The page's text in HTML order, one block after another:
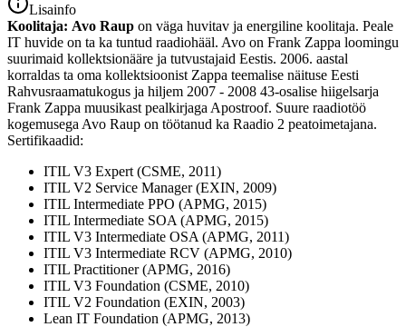
Lisainfo
Koolitaja: Avo Raup on väga huvitav ja energiline koolitaja. Peale
IT huvide on ta ka tuntud raadiohääl. Avo on Frank Zappa loomingu
suurimaid kollektsionääre ja tutvustajaid Eestis. 2006. aastal
korraldas ta oma kollektsioonist Zappa teemalise näituse Eesti
Rahvusraamatukogus ja hiljem 2007 - 2008 43-osalise hiigelsarja
Frank Zappa muusikast pealkirjaga Apostroof. Suure raadiotöö
kogemusega Avo Raup on töötanud ka Raadio 2 peatoimetajana.
Sertifikaadid:
ITIL V3 Expert (CSME, 2011)
ITIL V2 Service Manager (EXIN, 2009)
ITIL Intermediate PPO (APMG, 2015)
ITIL Intermediate SOA (APMG, 2015)
ITIL V3 Intermediate OSA (APMG, 2011)
ITIL V3 Intermediate RCV (APMG, 2010)
ITIL Practitioner (APMG, 2016)
ITIL V3 Foundation (CSME, 2010)
ITIL V2 Foundation (EXIN, 2003)
Lean IT Foundation (APMG, 2013)